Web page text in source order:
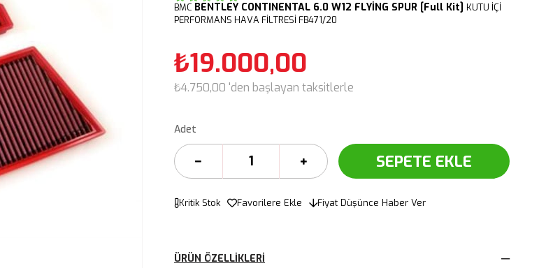
BMC BENTLEY CONTINENTAL 6.0 W12 FLYİNG SPUR [Full Kit] KUTU İÇİ
PERFORMANS HAVA FİLTRESİ FB471/20
₺19.000,00
₺4.750,00 'den başlayan taksitlerle
Adet
Kritik Stok Favorilere Ekle Fiyat Düşünce Haber Ver
ÜRÜN ÖZELLIKLERI